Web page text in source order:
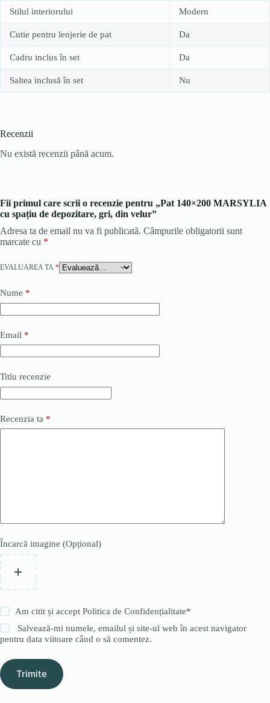
Stilul interiorului Modern
Cutie pentru lenjerie de pat Da
Cadru inclus în set Da
Saltea inclusă în set Nu
Recenzii
Nu există recenzii până acum.
Fii primul care scrii o recenzie pentru „Pat 140×200 MARSYLIA
cu spațiu de depozitare, gri, din velur”
Adresa ta de email nu va fi publicată. Câmpurile obligatorii sunt
marcate cu *
EVALUAREA TA *
Nume *
Email *
Titlu recenzie
Recenzia ta *
Încarcă imagine (Opțional)
Am citit și acceptPolitica de Confidențialitate*
Salvează-mi numele, emailul și site-ul web în acest navigator
pentru data viitoare când o să comentez.
Trimite